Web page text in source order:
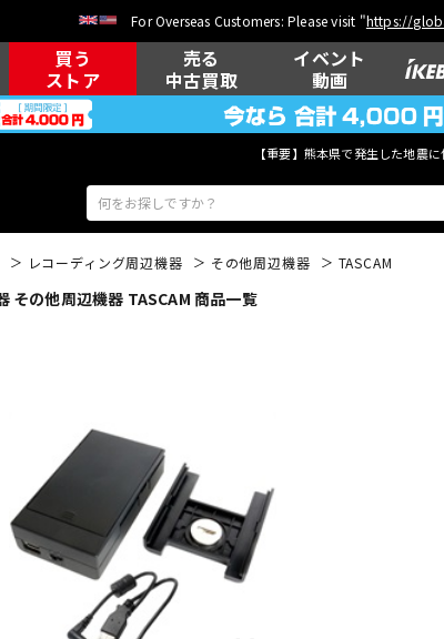
For Overseas Customers: Please visit "https://
買う
ストア
売る
中古買取
イベント
動画
【重要】熊本県で発生した地震
アコギ/エレ
DTM
ヴィンテージ
レコーディング周辺機器 その他周辺機器 TASCAM
その他周辺機器 TASCAM 商品一覧